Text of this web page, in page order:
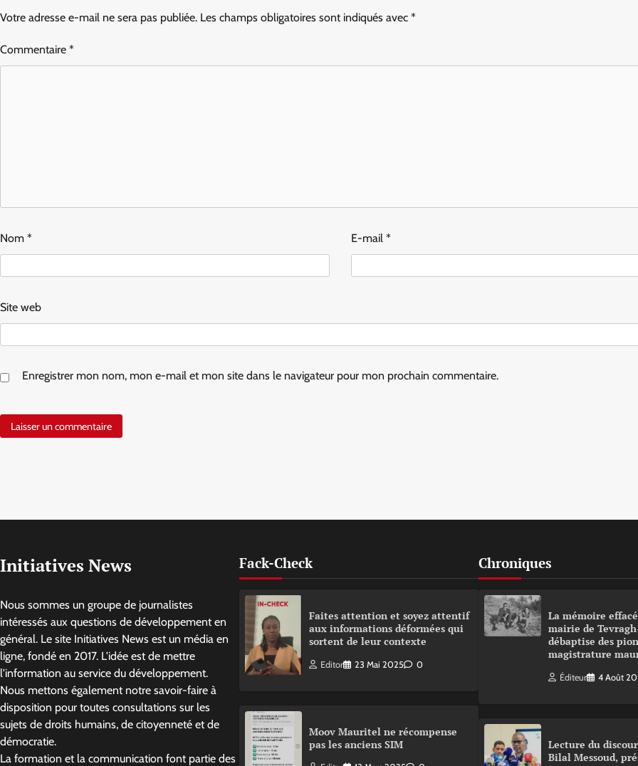
Votre adresse e-mail ne sera pas publiée. Les champs obligatoires sont indiqués avec *
Commentaire *
Nom * E-mail *
Site web
Enregistrer mon nom, mon e-mail et mon site dans le navigateur pour mon prochain commentaire.
Initiatives News
Nous sommes un groupe de journalistes
intéressés aux questions de développement en
général. Le site Initiatives News est un média en
ligne, fondé en 2017. L'idée est de mettre
l'information au service du développement.
Nous mettons également notre savoir-faire à
disposition pour toutes consultations sur les
sujets de droits humains, de citoyenneté et de
démocratie.
La formation et la communication font partie des
Fack-Check
Faites attention et soyez attentif
aux informations déformées qui
sortent de leur contexte
Editor 23 Mai 2025 0
Moov Mauritel ne récompense
pas les anciens SIM
Chroniques
La mémoire
mairie de
débaptise des
magistrature
Éditeur 4 Août
Lecture du
Bilal Messoud,